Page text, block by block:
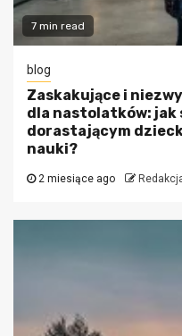
7 min read
blog
Zaskakujące i
dla nastolatków: jak
dorastającym
nauki?
2 miesiące ago